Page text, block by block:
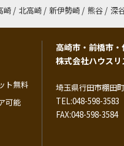
崎 / 北高崎 / 新伊勢崎 / 熊谷 / 深
ト無料
可能
高崎市・前橋市
株式会社ハウスリ
埼玉県行田市棚田
TEL:048-598-3583
FAX:048-598-3584